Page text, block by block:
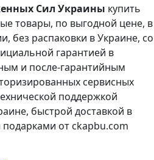
Сил Украины купить
товары, по выгодной цене, в
без распаковки в Украине, со
гарантией в
и после-гарантийным
сервисных
поддержкой
быстрой доставкой в
от ckapbu.com